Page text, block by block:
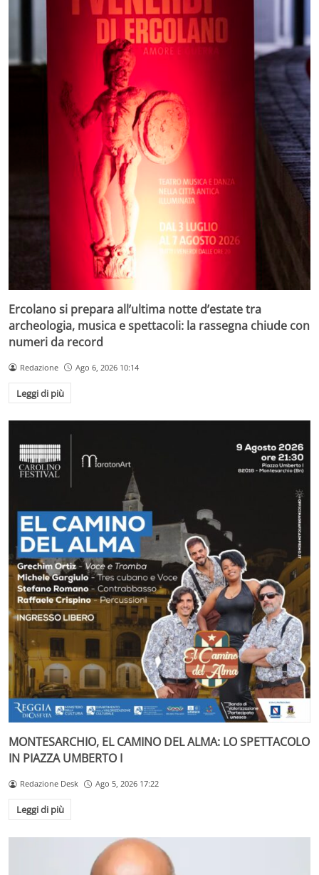
Ercolano si prepara all’ultima notte d’estate tra
archeologia, musica e spettacoli: la rassegna chiude con
numeri da record
Redazione Ago 6, 2026 10:14
Leggi di più
MONTESARCHIO, EL CAMINO DEL ALMA: LO SPETTACOLO
IN PIAZZA UMBERTO I
Redazione Desk Ago 5, 2026 17:22
Leggi di più